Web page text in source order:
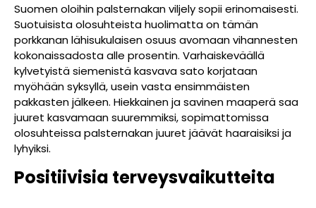
Suomen oloihin palsternakan viljely sopii erinomaisesti.
Suotuisista olosuhteista huolimatta on tämän
porkkanan lähisukulaisen osuus avomaan vihannesten
kokonaissadosta alle prosentin. Varhaiskeväällä
kylvetyistä siemenistä kasvava sato korjataan
myöhään syksyllä, usein vasta ensimmäisten
pakkasten jälkeen. Hiekkainen ja savinen maaperä saa
juuret kasvamaan suuremmiksi, sopimattomissa
olosuhteissa palsternakan juuret jäävät haaraisiksi ja
lyhyiksi.
Positiivisia terveysvaikutteita